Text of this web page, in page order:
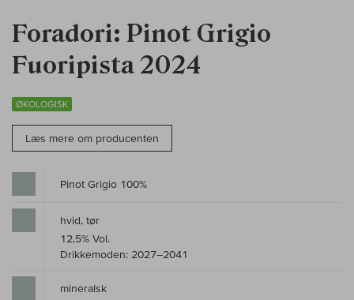
Foradori: Pinot Grigio
Fuoripista 2024
ØKOLOGISK
Læs mere om producenten
Pinot Grigio 100%
hvid, tør
12,5% Vol.
Drikkemoden: 2027–2041
mineralsk